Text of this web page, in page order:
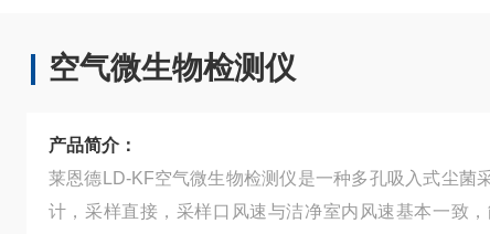
空气微生物检测仪
产品简介：
莱恩德LD-KF空气微生物检测仪是一种多孔吸入式尘菌
计，采样直接，采样口风速与洁净室内风速基本一致